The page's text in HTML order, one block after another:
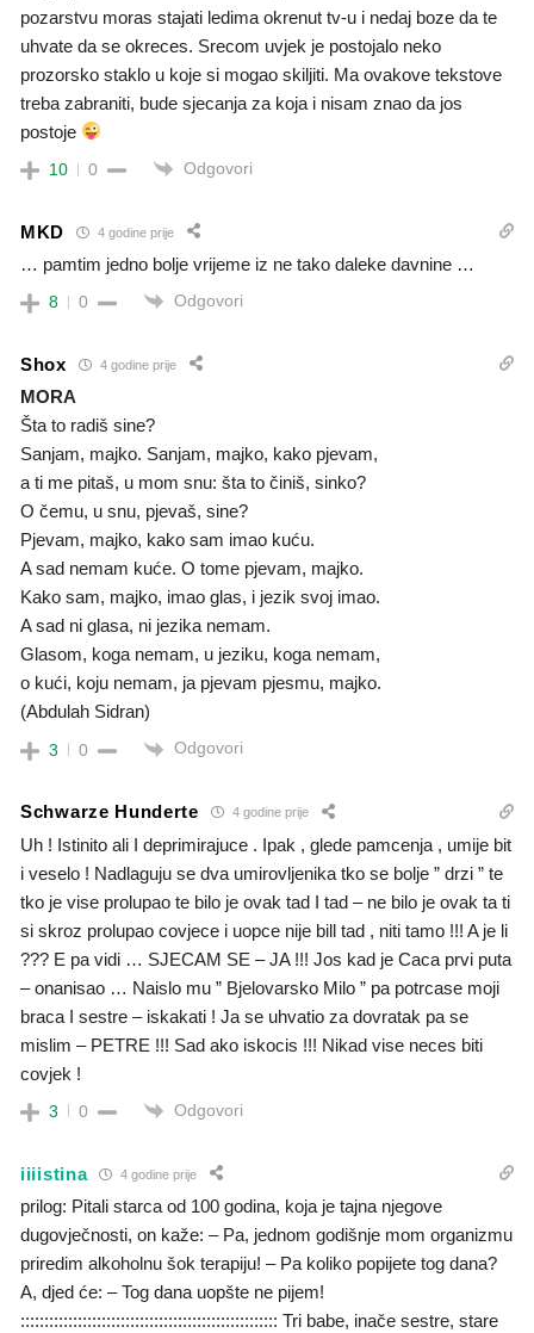
pozarstvu moras stajati ledima okrenut tv-u i nedaj boze da te
uhvate da se okreces. Srecom uvjek je postojalo neko
prozorsko staklo u koje si mogao skiljiti. Ma ovakove tekstove
treba zabraniti, bude sjecanja za koja i nisam znao da jos
postoje
10 0 Odgovori
MKD 4 godine prije
… pamtim jedno bolje vrijeme iz ne tako daleke davnine …
8 0 Odgovori
Shox 4 godine prije
MORA
Šta to radiš sine?
Sanjam, majko. Sanjam, majko, kako pjevam,
a ti me pitaš, u mom snu: šta to činiš, sinko?
O čemu, u snu, pjevaš, sine?
Pjevam, majko, kako sam imao kuću.
A sad nemam kuće. O tome pjevam, majko.
Kako sam, majko, imao glas, i jezik svoj imao.
A sad ni glasa, ni jezika nemam.
Glasom, koga nemam, u jeziku, koga nemam,
o kući, koju nemam, ja pjevam pjesmu, majko.
(Abdulah Sidran)
3 0 Odgovori
Schwarze Hunderte 4 godine prije
Uh ! Istinito ali I deprimirajuce . Ipak , glede pamcenja , umije bit
i veselo ! Nadlaguju se dva umirovljenika tko se bolje ” drzi ” te
tko je vise prolupao te bilo je ovak tad I tad – ne bilo je ovak ta ti
si skroz prolupao covjece i uopce nije bill tad , niti tamo !!! A je li
??? E pa vidi … SJECAM SE – JA !!! Jos kad je Caca prvi puta
– onanisao … Naislo mu ” Bjelovarsko Milo ” pa potrcase moji
braca I sestre – iskakati ! Ja se uhvatio za dovratak pa se
mislim – PETRE !!! Sad ako iskocis !!! Nikad vise neces biti
covjek !
3 0 Odgovori
iiiistina 4 godine prije
prilog: Pitali starca od 100 godina, koja je tajna njegove
dugovječnosti, on kaže: – Pa, jednom godišnje mom organizmu
priredim alkoholnu šok terapiju! – Pa koliko popijete tog dana?
A, djed će: – Tog dana uopšte ne pijem!
:::::::::::::::::::::::::::::::::::::::::::::::::::::: Tri babe, inače sestre, stare